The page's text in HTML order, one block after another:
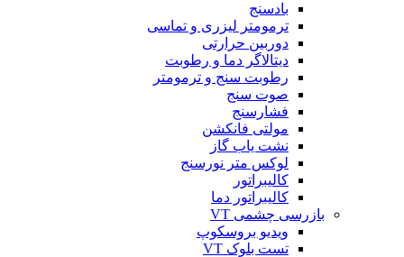
بادسنج
ترمومتر لیزری و تماسی
دوربین حرارتی
دیتالاگر دما و رطوبت
رطوبت سنج و ترمومتر
صوت سنج
فشارسنج
مولتی فانکشن
نشت یاب گاز
لوکس متر نورسنج
کالیبراتور
کالیبراتور دما
بازرسی چشمی VT
ویدیو بروسکوپ
تست بلوک VT